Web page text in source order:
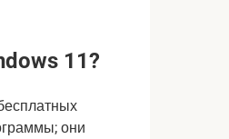
11?
они